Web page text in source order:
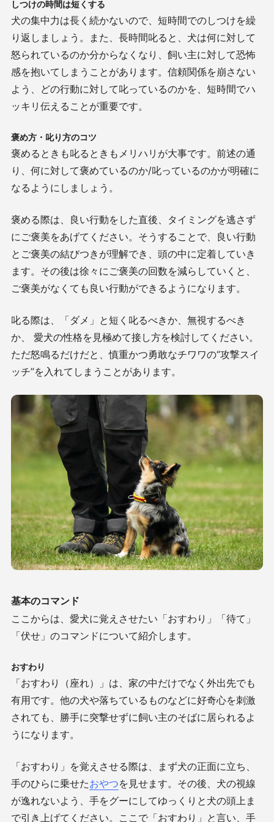
しつけの時間は短くする
犬の集中力は長く続かないので、短時間でのしつけを繰
り返しましょう。また、長時間叱ると、犬は何に対して
怒られているのか分からなくなり、飼い主に対して恐怖
感を抱いてしまうことがあります。信頼関係を崩さない
よう、どの行動に対して叱っているのかを、短時間でハ
ッキリ伝えることが重要です。
褒め方・叱り方のコツ
褒めるときも叱るときもメリハリが大事です。前述の通
り、何に対して褒めているのか/叱っているのかが明確に
なるようにしましょう。
褒める際は、良い行動をした直後、タイミングを逃さず
にご褒美をあげてください。そうすることで、良い行動
とご褒美の結びつきが理解でき、頭の中に定着していき
ます。その後は徐々にご褒美の回数を減らしていくと、
ご褒美がなくても良い行動ができるようになります。
叱る際は、「ダメ」と短く叱るべきか、無視するべき
か、 愛犬の性格を見極めて接し方を検討してください。
ただ怒鳴るだけだと、慎重かつ勇敢なチワワの“攻撃スイ
ッチ”を入れてしまうことがあります。
基本のコマンド
ここからは、愛犬に覚えさせたい「おすわり」「待て」
「伏せ」のコマンドについて紹介します。
おすわり
「おすわり（座れ）」は、家の中だけでなく外出先でも
有用です。他の犬や落ちているものなどに好奇心を刺激
されても、勝手に突撃せずに飼い主のそばに居られるよ
うになります。
「おすわり」を覚えさせる際は、まず犬の正面に立ち、
手のひらに乗せたおやつを見せます。その後、犬の視線
が逸れないよう、手をグーにしてゆっくりと犬の頭上ま
で引き上げてください。ここで「おすわり」と言い、手